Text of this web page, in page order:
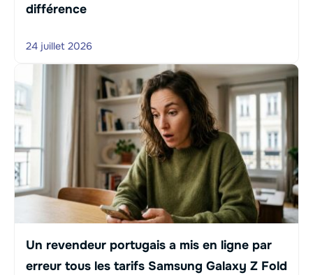
différence
24 juillet 2026
Un revendeur portugais a mis en ligne par
erreur tous les tarifs Samsung Galaxy Z Fold